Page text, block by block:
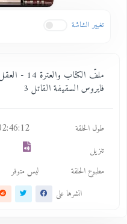
تغيير الشاشة
فايروس السقيفة القاتل 3
طول الحلقة 02:46:12
تنزيل
مطبوع الحلقة
ليس متوفر
انشرها على